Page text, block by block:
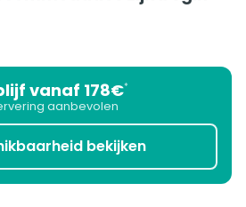
vanaf 178€*
aanbevolen
bekijken